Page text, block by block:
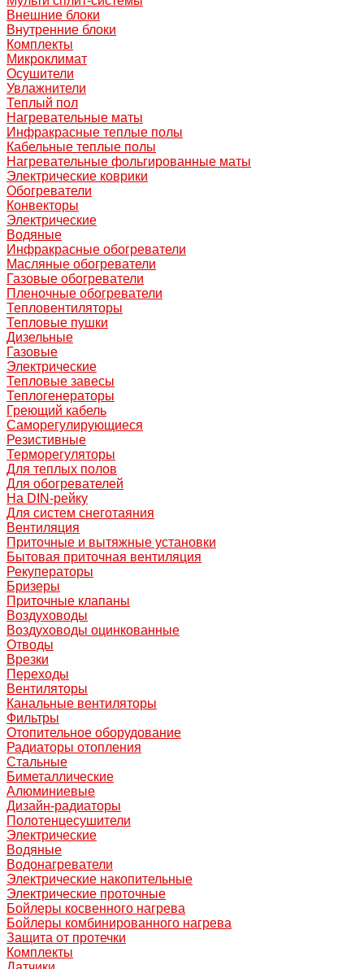
Внешние блоки
Внутренние блоки
Комплекты
Микроклимат
Осушители
Увлажнители
Теплый пол
Нагревательные маты
Инфракрасные теплые полы
Кабельные теплые полы
Нагревательные фольгированные маты
Электрические коврики
Обогреватели
Конвекторы
Электрические
Водяные
Инфракрасные обогреватели
Масляные обогреватели
Газовые обогреватели
Пленочные обогреватели
Тепловентиляторы
Тепловые пушки
Дизельные
Газовые
Электрические
Тепловые завесы
Теплогенераторы
Греющий кабель
Саморегулирующиеся
Резистивные
Терморегуляторы
Для теплых полов
Для обогревателей
На DIN-рейку
Для систем снеготаяния
Вентиляция
Приточные и вытяжные установки
Бытовая приточная вентиляция
Рекуператоры
Бризеры
Приточные клапаны
Воздуховоды
Воздуховоды оцинкованные
Отводы
Врезки
Переходы
Вентиляторы
Канальные вентиляторы
Фильтры
Отопительное оборудование
Радиаторы отопления
Стальные
Биметаллические
Алюминиевые
Дизайн-радиаторы
Полотенцесушители
Электрические
Водяные
Водонагреватели
Электрические накопительные
Электрические проточные
Бойлеры косвенного нагрева
Бойлеры комбинированного нагрева
Защита от протечки
Комплекты